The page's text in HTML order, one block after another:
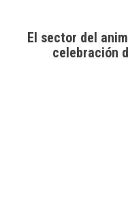
El sector del
celebración